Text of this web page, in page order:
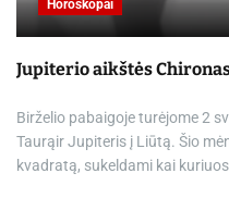
Horoskopai
Jupiterio aikštės
Birželio pabaigoje turėjome 2
Taurąir Jupiteris į Liūtą. Šio
kvadratą, sukeldami kai